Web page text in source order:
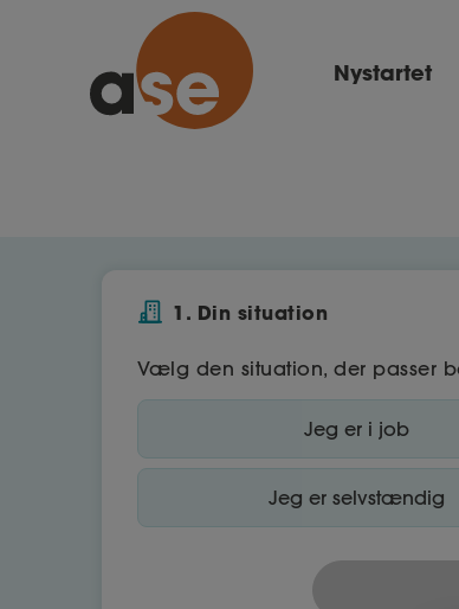
Nystartet
1. Din situation
Vælg den situation, der passer
Jeg er i job
Jeg er selvstændig